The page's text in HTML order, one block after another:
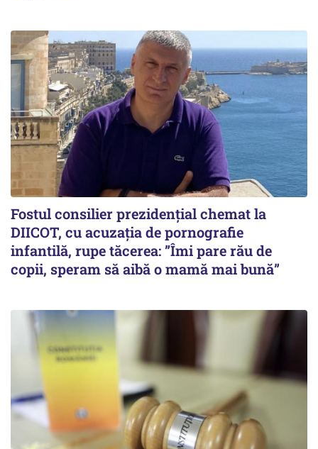
Fostul consilier prezidențial chemat la
DIICOT, cu acuzația de pornografie
infantilă, rupe tăcerea: ”Îmi pare rău de
copii, speram să aibă o mamă mai bună”